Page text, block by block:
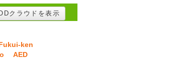
クラウドを表示
ken
AED